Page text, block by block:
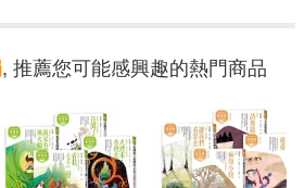
, 推薦您可能感興趣的熱門商品